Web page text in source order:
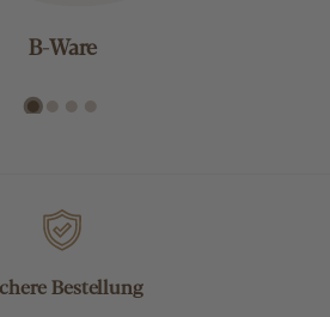
B-Ware
Bestellung